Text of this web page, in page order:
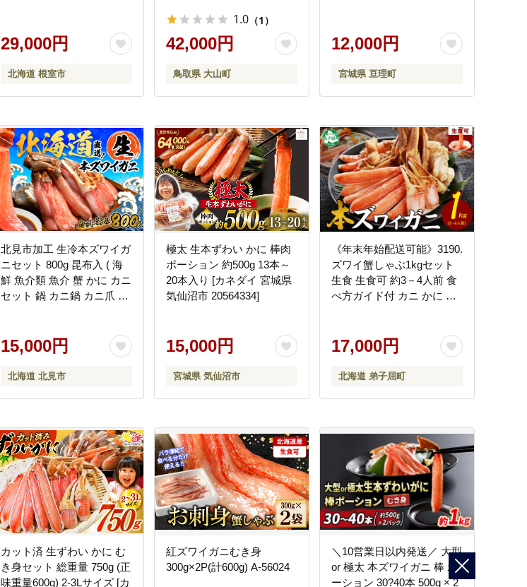
29,000円
北海道 根室市
1.0 （1）
42,000円
鳥取県 大山町
鮮 簡単 お手軽 おつまみ 人
気 お取り寄せ グルメ 老舗
カニ総合メーカー
12,000円
宮城県 亘理町
北見市加工 生冷本ズワイガ
ニセット 800g 昆布入 ( 海
鮮 魚介類 魚介 蟹 かに カニ
セット 鍋 カニ鍋 カニ爪 ズ
ふるさと納税 )【094-
0080】
15,000円
北海道 北見市
極太 生本ずわい かに 棒肉
ポーション 約500g 13本～
20本入り [カネダイ 宮城県
気仙沼市 20564334]
15,000円
宮城県 気仙沼市
《年末年始配送可能》3190.
ズワイ蟹しゃぶ1kgセット
生食 生食可 約3－4人前 食
べ方ガイド付 カニ かに 蟹
送料無料 期間限定 数量限
定 北海道 弟子屈町
17,000円
北海道 弟子屈町
カット済 生ずわい かに む
き身セット 総重量 750g (正
味重量600g) 2-3Lサイズ [カ
紅ズワイガニむき身
300g×2P(計600g) A-56024
＼10営業日以内発送／ 大型
or 極太 本ズワイガニ 棒 ポ
ーション 30?40本 500g × 2